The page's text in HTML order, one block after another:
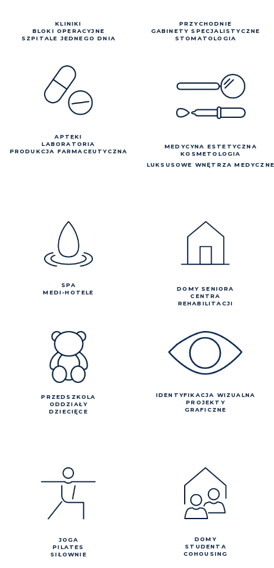
KLINIKI
BLOKI OPERACYJNE
SZPITALE JEDNEGO DNIA
PRZYCHODNIE
GABINETY SPECJALISTYCZNE
STOMATOLOGIA
APTEKI
LABORATORIA
PRODUKCJA FARMACEUTYCZNA
MEDYCYNA ESTETYCZNA
KOSMETOLOGIA
LUKSUSOWE WNĘTRZA
SPA
MEDI-HOTELE
DOMY SENIORA
CENTRA
REHABILITACJI
PRZEDSZKOLA
ODDZIAŁY
DZIECIĘCE
IDENTYFIKACJA WIZUALNA
PROJEKTY
GRAFICZNE
JOGA
PILATES
SIŁOWNIE
DOMY
STUDENTA
COHOUSING